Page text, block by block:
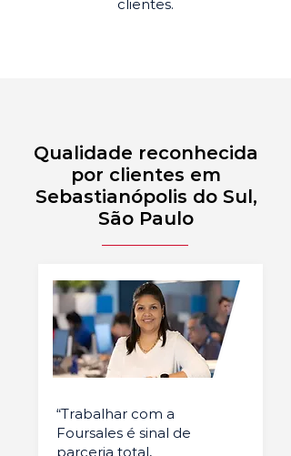
clientes.
Qualidade reconhecida
por clientes em
Sebastianópolis do Sul,
São Paulo
“Trabalhar com a
Foursales é sinal de
parceria total,